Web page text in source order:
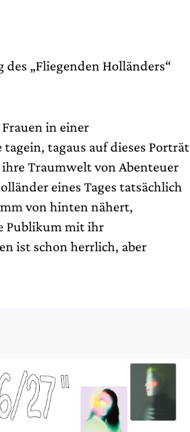
„Fliegenden Holländers“
in einer
tagaus auf dieses Porträt
Traumwelt von Abenteuer
eines Tages tatsächlich
von hinten nähert,
Publikum mit ihr
ist schon herrlich, aber